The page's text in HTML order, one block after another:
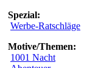
Spezial:
Werbe-Ratschläge
Motive/Themen:
1001 Nacht